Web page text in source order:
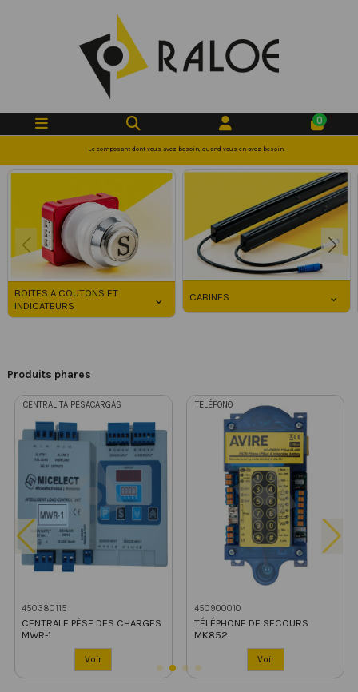
0
Le composant dont vous avez besoin, quand vous en avez besoin.
BOITES A COUTONS ET
INDICATEURS
⌄ CABINES ⌄
Produits phares
CENTRALITA PESACARGAS
450380115
CENTRALE PÈSE DES CHARGES
MWR-1
Voir
TELÉFONO
450900010
TÉLÉPHONE DE SECOURS
MK852
Voir